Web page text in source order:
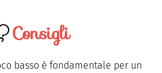
Consigli
basso è fondamentale per un